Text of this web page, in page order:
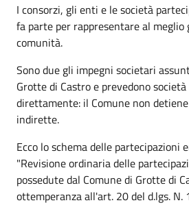
I consorzi, gli enti e le società
fa parte per rappresentare al
comunità.
Sono due gli impegni societari
Grotte di Castro e prevedono
direttamente: il Comune non
indirette.
Ecco lo schema delle partecipazioni
"Revisione ordinaria delle
possedute dal Comune di Grotte di
ottemperanza all'art. 20 del d.lgs.